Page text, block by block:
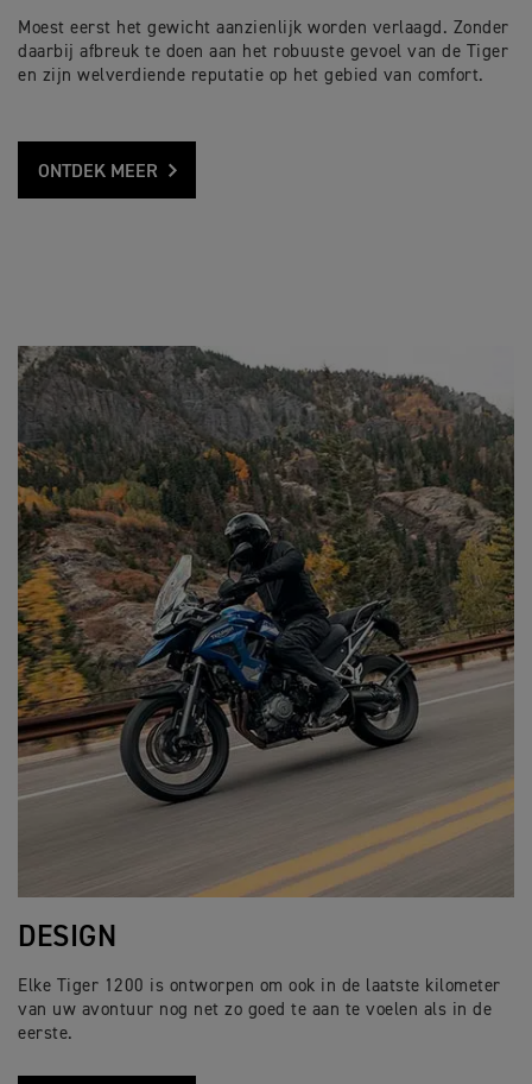
Moest eerst het gewicht aanzienlijk worden verlaagd. Zonder
daarbij afbreuk te doen aan het robuuste gevoel van de Tiger
en zijn welverdiende reputatie op het gebied van comfort.
ONTDEK MEER
DESIGN
Elke Tiger 1200 is ontworpen om ook in de laatste kilometer
van uw avontuur nog net zo goed te aan te voelen als in de
eerste.